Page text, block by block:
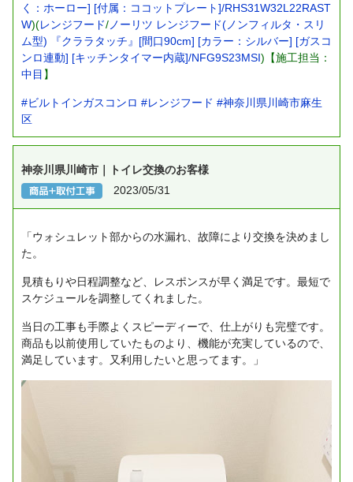
く：ホーロー] [付属：ココットプレート]/RHS31W32L22RAST
W)(レンジフード/ ノーリツ レンジフード(ノンフィルタ・スリ
ム型) 『クララタッチ』[間口90cm] [カラー：シルバー] [ガスコ
ンロ連動] [キッチンタイマー内蔵]/NFG9S23MSI)【施工担当：
中目 】
#ビルトインガスコンロ #レンジフード #神奈川県川崎市麻生
区
神奈川県川崎市｜トイレ交換のお客様
2023/05/31
「ウォシュレット部からの水漏れ、故障により交換を決めまし
た。
見積もりや日程調整など、レスポンスが早く満足です。最短で
スケジュールを調整してくれました。
当日の工事も手際よくスピーディーで、仕上がりも完璧です。
商品も以前使用していたものより、機能が充実しているので、
満足しています。又利用したいと思ってます。」